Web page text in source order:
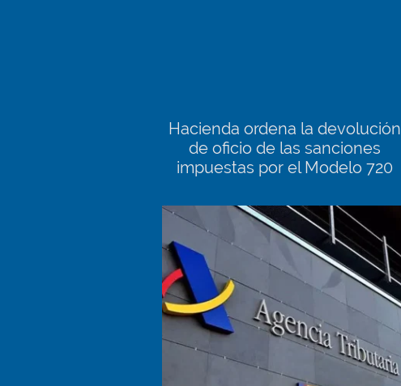
Hacienda ordena la devolución
de oficio de las sanciones
impuestas por el Modelo 720